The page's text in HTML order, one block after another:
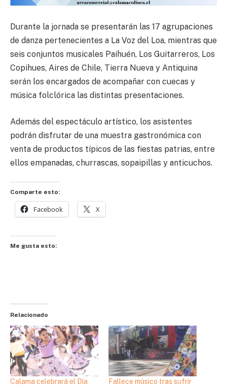
Durante la jornada se presentarán las 17 agrupaciones
de danza pertenecientes a La Voz del Loa, mientras que
seis conjuntos musicales Paihuén, Los Guitarreros, Los
Copihues, Aires de Chile, Tierra Nueva y Antiquina
serán los encargados de acompañar con cuecas y
música folclórica las distintas presentaciones.
Además del espectáculo artístico, los asistentes
podrán disfrutar de una muestra gastronómica con
venta de productos típicos de las fiestas patrias, entre
ellos empanadas, churrascas, sopaipillas y anticuchos.
Comparte esto:
Facebook X
Me gusta esto:
Relacionado
Calama celebrará el Día Fallece músico tras sufrir